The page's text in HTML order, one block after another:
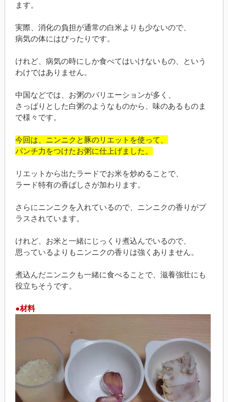
ます。
実際、消化の負担が通常の白米よりも少ないので、
病気の体にはぴったりです。
けれど、病気の時にしか食べてはいけないもの、という
わけではありません。
中国などでは、お粥のバリエーションが多く、
さっぱりとした白粥のようなものから、味のあるものま
で様々です。
今回は、ニンニクと豚のリエットを使って、
パンチ力をつけたお粥に仕上げました。
リエットから出たラードでお米を炒めることで、
ラード特有の香ばしさが加わります。
さらにニンニクを入れているので、ニンニクの香りがプ
ラスされています。
けれど、お米と一緒にじっくり煮込んでいるので、
思っているよりもニンニクの香りは強くありません。
煮込んだニンニクも一緒に食べることで、滋養強壮にも
役立ちそうです。
●材料